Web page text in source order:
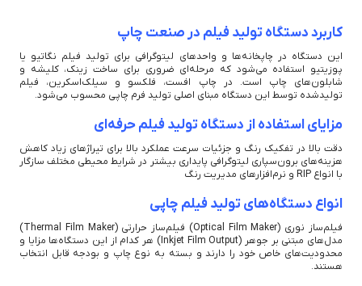
کاربرد دستگاه تولید فیلم در صنعت چاپ
این دستگاه در چاپخانه‌ها و واحدهای لیتوگرافی برای تولید فیلم نگاتیو یا
پوزیتیو استفاده می‌شود که مرحله‌ای ضروری برای ساخت زینک، کلیشه و
شابلون‌های چاپ است. در چاپ افست، فلکسو و سیلک‌اسکرین، فیلم
تولیدشده توسط این دستگاه مبنای اصلی تولید فرم چاپی محسوب می‌شود.
مزایای استفاده از دستگاه تولید فیلم حرفه‌ای
دقت بالا در تفکیک رنگ و جزئیات سرعت عملکرد بالا برای تیراژهای زیاد کاهش
هزینه‌های برون‌سپاری لیتوگرافی پایداری بیشتر در شرایط محیطی مختلف سازگار
با انواع RIP و نرم‌افزارهای مدیریت رنگ
انواع دستگاه‌های تولید فیلم چاپی
فیلم‌ساز نوری (Optical Film Maker) فیلم‌ساز حرارتی (Thermal Film Maker)
مدل‌های مبتنی بر جوهر (Inkjet Film Output) هر کدام از این دستگاه‌ها مزایا و
محدودیت‌های خاص خود را دارند و بسته به نوع چاپ و بودجه قابل انتخاب
هستند.